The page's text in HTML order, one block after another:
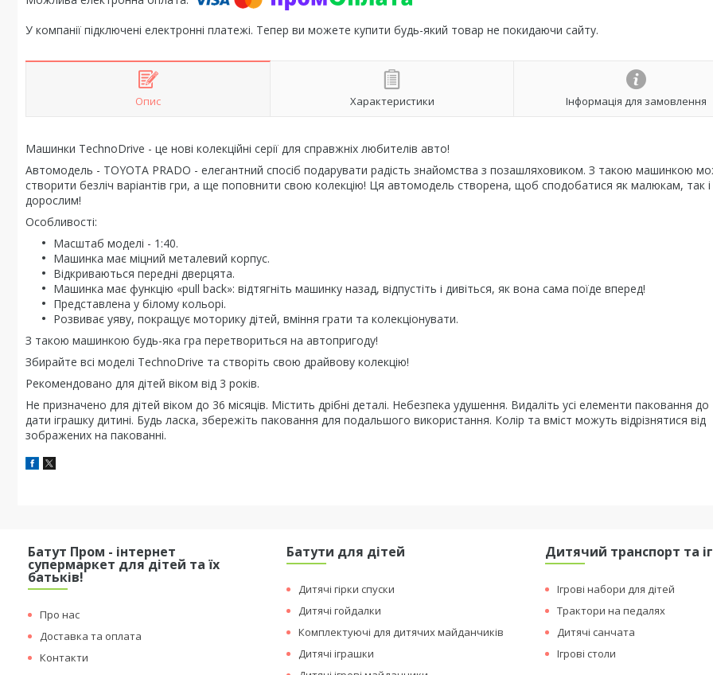
У компанії підключені електронні платежі. Тепер ви можете купити будь-який товар не покидаючи сайту.
Опис Характеристики Інформація для замовлення
Машинки TechnoDrive - це нові колекційні серії для справжніх любителів авто!
Автомодель - TOYOTA PRADO - елегантний спосіб подарувати радість знайомства з позашляховиком. З такою машинкою
створити безліч варіантів гри, а ще поповнити свою колекцію! Ця автомодель створена, щоб сподобатися як малюкам, так і
дорослим!
Особливості:
Масштаб моделі - 1:40.
Машинка має міцний металевий корпус.
Відкриваються передні дверцята.
Машинка має функцію «pull back»: відтягніть машинку назад, відпустіть і дивіться, як вона сама поїде вперед!
Представлена у білому кольорі.
Розвиває уяву, покращує моторику дітей, вміння грати та колекціонувати.
З такою машинкою будь-яка гра перетвориться на автопригоду!
Збирайте всі моделі TechnoDrive та створіть свою драйвову колекцію!
Рекомендовано для дітей віком від 3 років.
Не призначено для дітей віком до 36 місяців. Містить дрібні деталі. Небезпека удушення. Видаліть усі елементи паковання
дати іграшку дитині. Будь ласка, збережіть паковання для подальшого використання. Колір та вміст можуть відрізнятися від
зображених на пакованні.
Батут Пром - інтернет
супермаркет для дітей та їх
батьків!
Про нас
Доставка та оплата
Контакти
Батути для дітей
Дитячі гірки спуски
Дитячі гойдалки
Комплектуючі для дитячих майданчиків
Дитячі іграшки
Дитячий транспорт та
Ігрові набори для дітей
Трактори на педалях
Дитячі санчата
Ігрові столи